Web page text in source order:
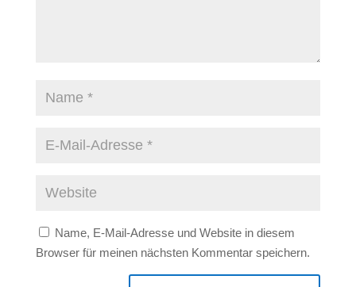
Name, E-Mail-Adresse und Website in diesem
Browser für meinen nächsten Kommentar speichern.